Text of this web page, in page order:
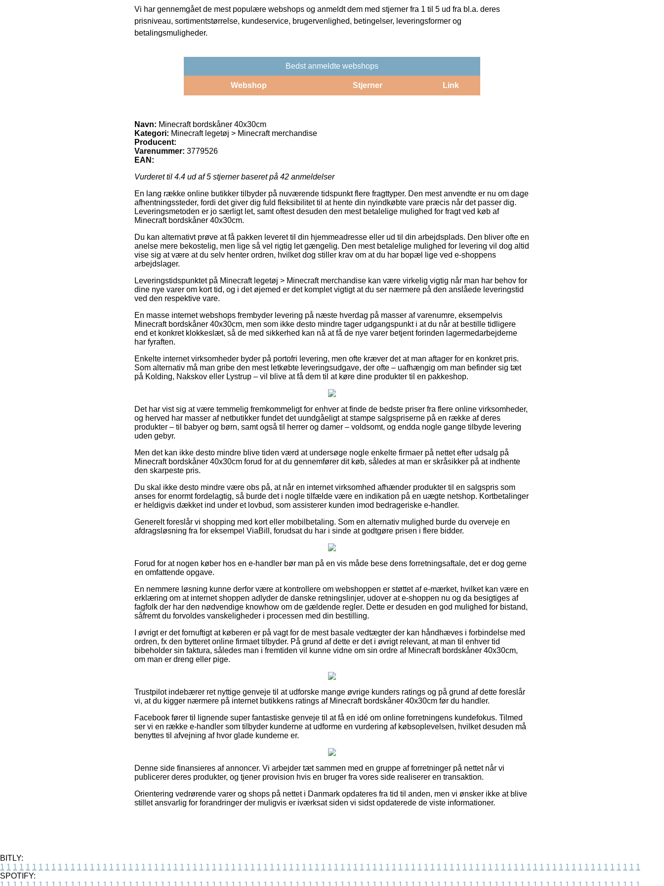
Vi har gennemgået de mest populære webshops og anmeldt dem med stjerner fra 1 til 5 ud fra bl.a. deres
prisniveau, sortimentstørrelse, kundeservice, brugervenlighed, betingelser, leveringsformer og
betalingsmuligheder.
Bedst anmeldte webshops
Webshop Stjerner Link
Navn: Minecraft bordskåner 40x30cm
Kategori: Minecraft legetøj > Minecraft merchandise
Producent:
Varenummer: 3779526
EAN:
Vurderet til 4.4 ud af 5 stjerner baseret på 42 anmeldelser
En lang række online butikker tilbyder på nuværende tidspunkt flere fragttyper. Den mest anvendte er nu om dage
afhentningssteder, fordi det giver dig fuld fleksibilitet til at hente din nyindkøbte vare præcis når det passer dig.
Leveringsmetoden er jo særligt let, samt oftest desuden den mest betalelige mulighed for fragt ved køb af
Minecraft bordskåner 40x30cm.
Du kan alternativt prøve at få pakken leveret til din hjemmeadresse eller ud til din arbejdsplads. Den bliver ofte en
anelse mere bekostelig, men lige så vel rigtig let gængelig. Den mest betalelige mulighed for levering vil dog altid
vise sig at være at du selv henter ordren, hvilket dog stiller krav om at du har bopæl lige ved e-shoppens
arbejdslager.
Leveringstidspunktet på Minecraft legetøj > Minecraft merchandise kan være virkelig vigtig når man har behov for
dine nye varer om kort tid, og i det øjemed er det komplet vigtigt at du ser nærmere på den anslåede leveringstid
ved den respektive vare.
En masse internet webshops frembyder levering på næste hverdag på masser af varenumre, eksempelvis
Minecraft bordskåner 40x30cm, men som ikke desto mindre tager udgangspunkt i at du når at bestille tidligere
end et konkret klokkeslæt, så de med sikkerhed kan nå at få de nye varer betjent forinden lagermedarbejderne
har fyraften.
Enkelte internet virksomheder byder på portofri levering, men ofte kræver det at man aftager for en konkret pris.
Som alternativ må man gribe den mest letkøbte leveringsudgave, der ofte – uafhængig om man befinder sig tæt
på Kolding, Nakskov eller Lystrup – vil blive at få dem til at køre dine produkter til en pakkeshop.
Det har vist sig at være temmelig fremkommeligt for enhver at finde de bedste priser fra flere online virksomheder,
og herved har masser af netbutikker fundet det uundgåeligt at stampe salgspriserne på en række af deres
produkter – til babyer og børn, samt også til herrer og damer – voldsomt, og endda nogle gange tilbyde levering
uden gebyr.
Men det kan ikke desto mindre blive tiden værd at undersøge nogle enkelte firmaer på nettet efter udsalg på
Minecraft bordskåner 40x30cm forud for at du gennemfører dit køb, således at man er skråsikker på at indhente
den skarpeste pris.
Du skal ikke desto mindre være obs på, at når en internet virksomhed afhænder produkter til en salgspris som
anses for enormt fordelagtig, så burde det i nogle tilfælde være en indikation på en uægte netshop. Kortbetalinger
er heldigvis dækket ind under et lovbud, som assisterer kunden imod bedrageriske e-handler.
Generelt foreslår vi shopping med kort eller mobilbetaling. Som en alternativ mulighed burde du overveje en
afdragsløsning fra for eksempel ViaBill, forudsat du har i sinde at godtgøre prisen i flere bidder.
Forud for at nogen køber hos en e-handler bør man på en vis måde bese dens forretningsaftale, det er dog gerne
en omfattende opgave.
En nemmere løsning kunne derfor være at kontrollere om webshoppen er støttet af e-mærket, hvilket kan være en
erklæring om at internet shoppen adlyder de danske retningslinjer, udover at e-shoppen nu og da besigtiges af
fagfolk der har den nødvendige knowhow om de gældende regler. Dette er desuden en god mulighed for bistand,
såfremt du forvoldes vanskeligheder i processen med din bestilling.
I øvrigt er det fornuftigt at køberen er på vagt for de mest basale vedtægter der kan håndhæves i forbindelse med
ordren, fx den bytteret online firmaet tilbyder. På grund af dette er det i øvrigt relevant, at man til enhver tid
bibeholder sin faktura, således man i fremtiden vil kunne vidne om sin ordre af Minecraft bordskåner 40x30cm,
om man er dreng eller pige.
Trustpilot indebærer ret nyttige genveje til at udforske mange øvrige kunders ratings og på grund af dette foreslår
vi, at du kigger nærmere på internet butikkens ratings af Minecraft bordskåner 40x30cm før du handler.
Facebook fører til lignende super fantastiske genveje til at få en idé om online forretningens kundefokus. Tilmed
ser vi en række e-handler som tilbyder kunderne at udforme en vurdering af købsoplevelsen, hvilket desuden må
benyttes til afvejning af hvor glade kunderne er.
Denne side finansieres af annoncer. Vi arbejder tæt sammen med en gruppe af forretninger på nettet når vi
publicerer deres produkter, og tjener provision hvis en bruger fra vores side realiserer en transaktion.
Orientering vedrørende varer og shops på nettet i Danmark opdateres fra tid til anden, men vi ønsker ikke at blive
stillet ansvarlig for forandringer der muligvis er iværksat siden vi sidst opdaterede de viste informationer.
BITLY:
1 1 1 1 1 1 1 1 1 1 1 1 1 1 1 1 1 1 1 1 1 1 1 1 1 1 1 1 1 1 1 1 1 1 1 1 1 1 1 1 1 1 1 1 1 1 1 1 1 1 1 1 1 1 1 1 1 1 1 1 1 1 1 1 1 1 1 1 1 1 1 1 1 1 1 1 1 1 1 1 1 1 1 1 1 1 1 1 1 1 1 1 1 1 1 1 1 1 1 1
SPOTIFY: